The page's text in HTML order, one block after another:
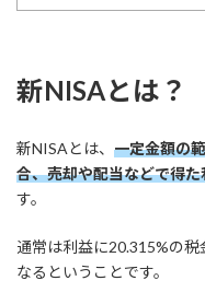
新NISAとは？
新NISAとは、 一定金額の
合、売却や配当などで得
す。
通常は利益に20.315%の
なるということです。